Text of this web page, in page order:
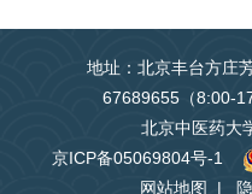
地址：北京丰台方庄
67689655（8:00-
北京中医药大
京ICP备05069804号-1
网站地图
|